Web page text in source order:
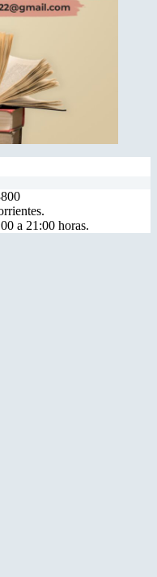
a 21:00 horas.